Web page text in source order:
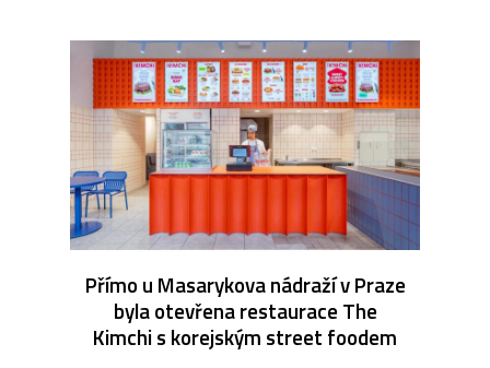
Přímo u Masarykova nádraží v Praze
byla otevřena restaurace The
Kimchi s korejským street foodem